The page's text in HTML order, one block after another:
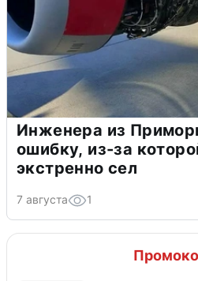
Инженера из
ошибку, из-за
экстренно сел
7 августа 1